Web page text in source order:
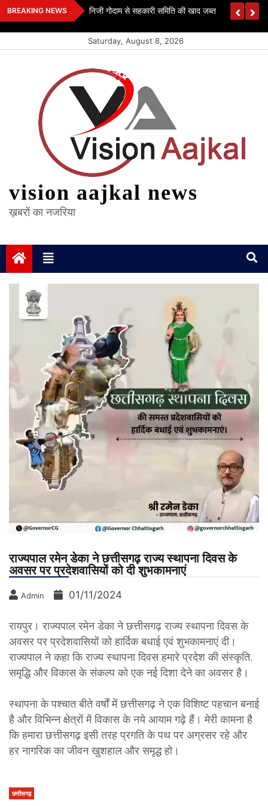
Skip
to
BREAKING NEWS निजी गोदाम से सहकारी समिति की खाद जब्त
Saturday, August 8, 2026
vision aajkal news
ख़बरों का नजरिया
राज्यपाल रमेन डेका ने छत्तीसगढ़ राज्य स्थापना दिवस के
अवसर पर प्रदेशवासियों को दी शुभकामनाएं
Admin 01/11/2024
रायपुर। राज्यपाल रमेन डेका ने छत्तीसगढ़ राज्य स्थापना दिवस के
अवसर पर प्रदेशवासियों को हार्दिक बधाई एवं शुभकामनाएं दी।
राज्यपाल ने कहा कि राज्य स्थापना दिवस हमारे प्रदेश की संस्कृति,
समृद्धि और विकास के संकल्प को एक नई दिशा देने का अवसर है।
स्थापना के पश्चात बीते वर्षाें में छत्तीसगढ़ ने एक विशिष्ट पहचान बनाई
है और विभिन्न क्षेत्रों में विकास के नये आयाम गढ़े हैं। मेरी कामना है
कि हमारा छत्तीसगढ़ इसी तरह प्रगति के पथ पर अग्रसर रहे और
हर नागरिक का जीवन खुशहाल और समृद्ध हो।
छत्तीसगढ़